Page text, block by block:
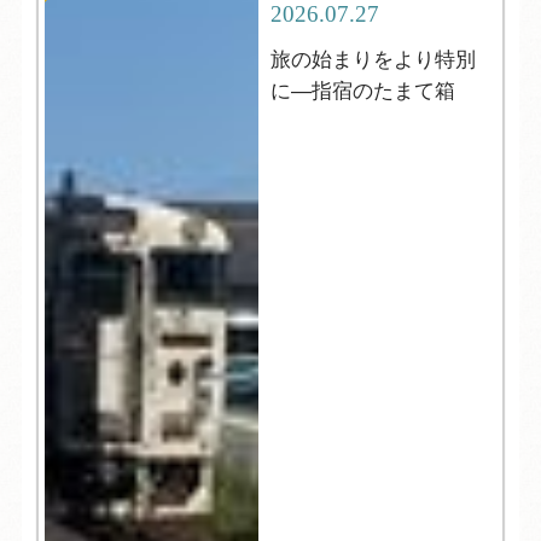
2026.07.27
旅の始まりをより特別
に―指宿のたまて箱